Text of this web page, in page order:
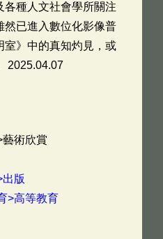
各種人文社會學所關注
然已進入數位化影像普
室》中的真知灼見，或
2025.04.07
術欣賞
版
>高等教育